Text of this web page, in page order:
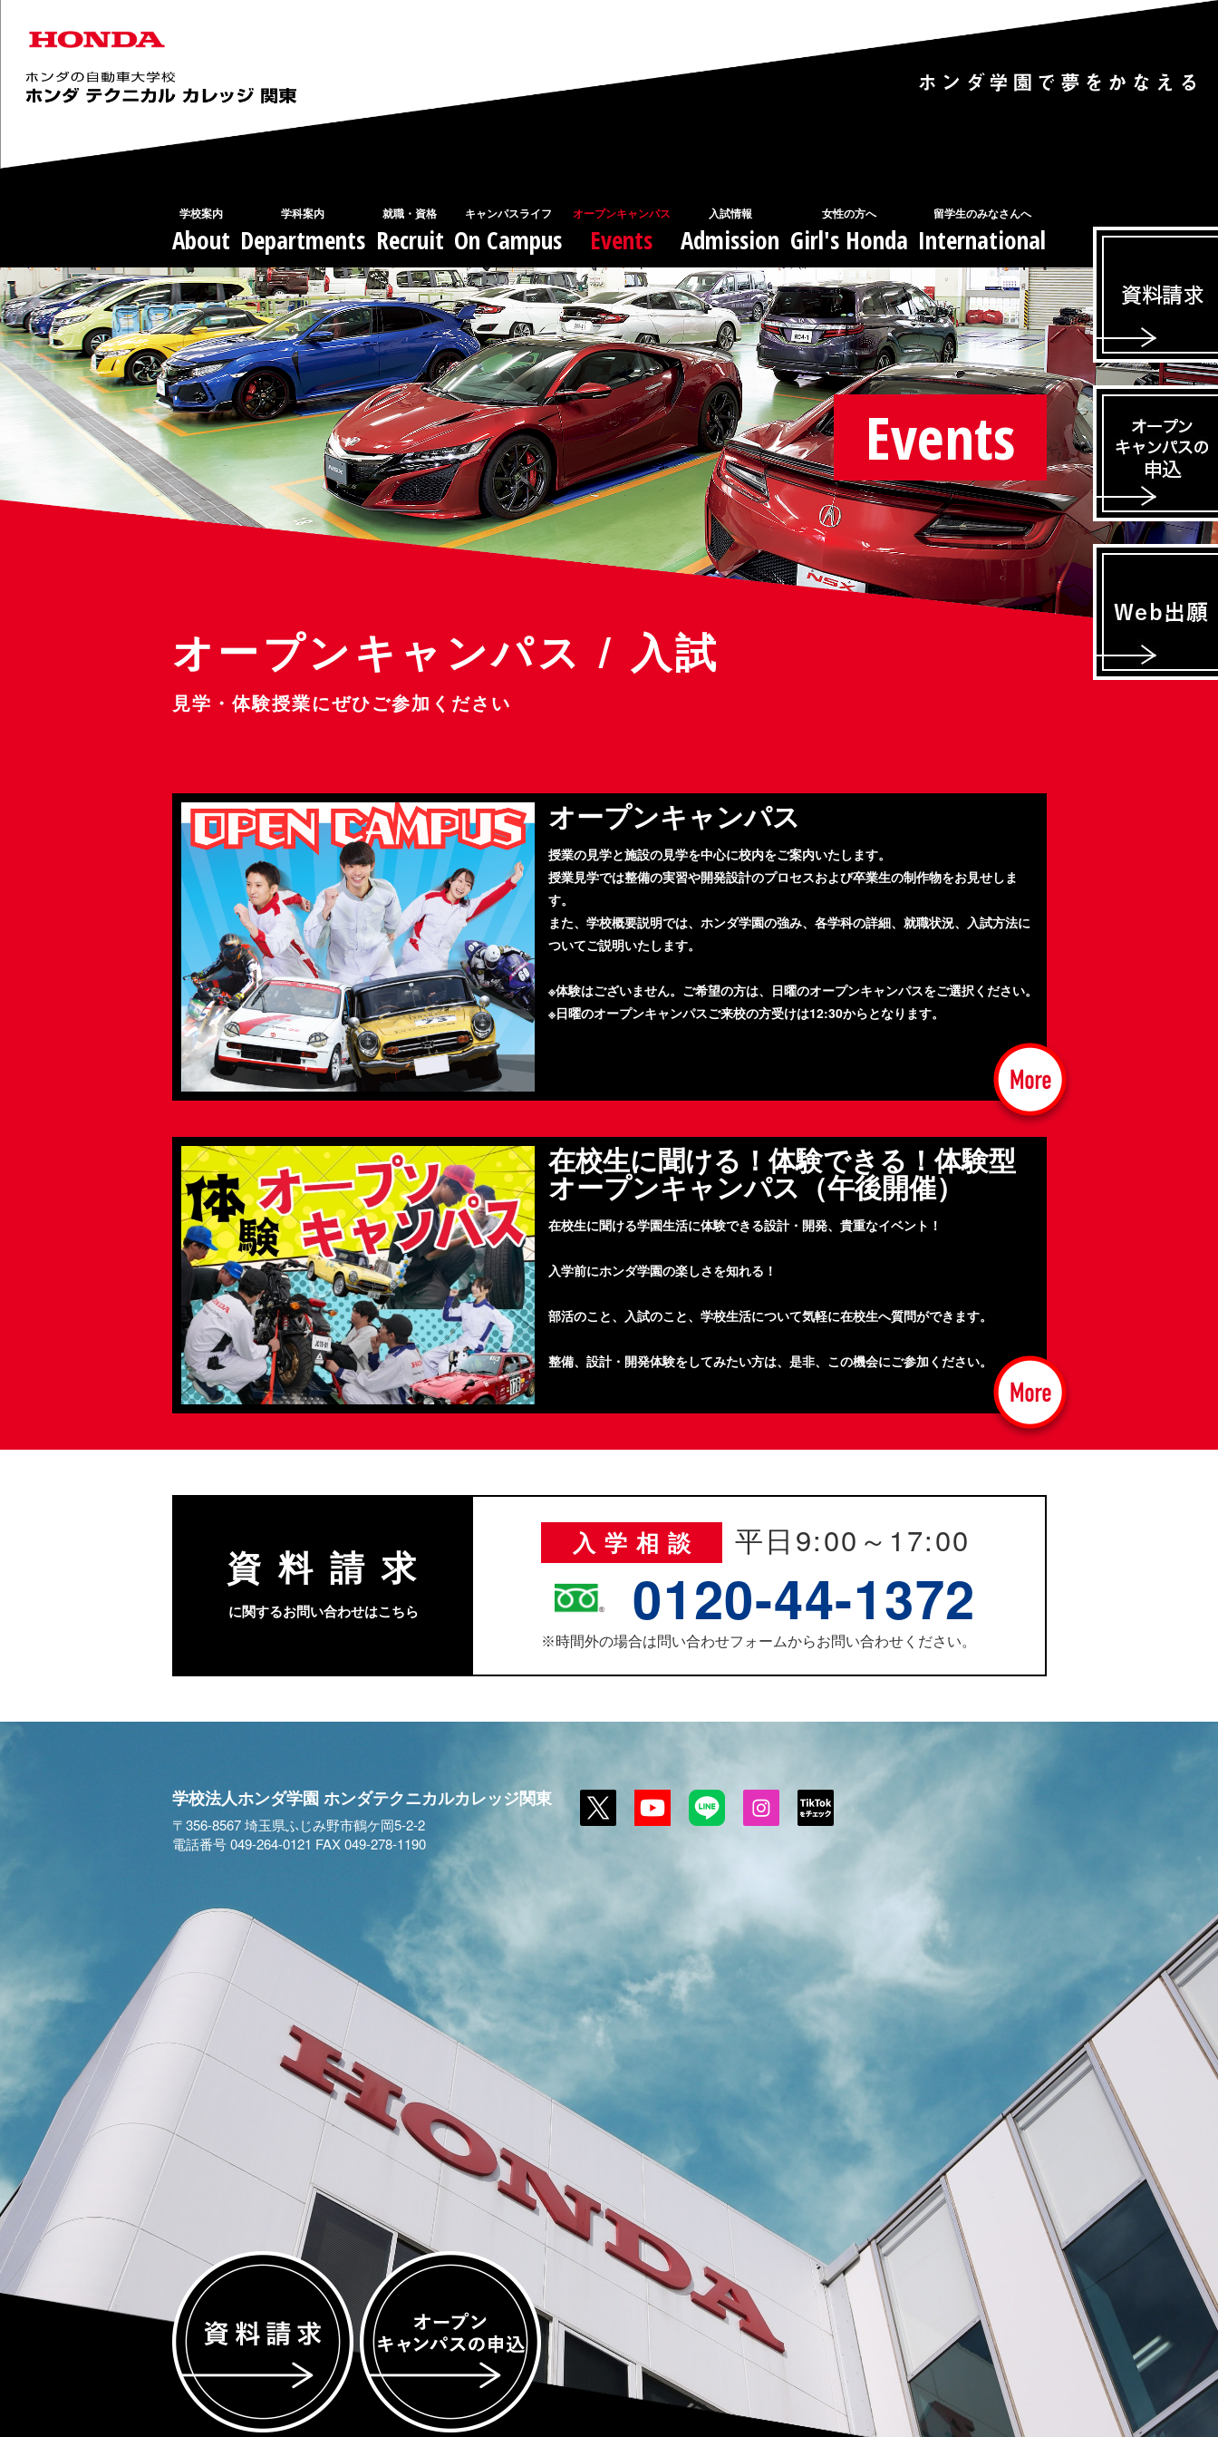
学校案内
About
学科案内
Departments
就職・資格
Recruit
キャンパスライフ
On Campus
オープンキャンパス
Events
入試情報
Admission
女性の方へ
Girl's Honda
留学生のみなさんへ
International
Events
オープンキャンパス / 入試
見学・体験授業にぜひご参加ください
オープンキャンパス
授業の見学と施設の見学を中心に校内をご案内いたします。
授業見学では整備の実習や開発設計のプロセスおよび卒業生の制作物をお見せしま
す。
また、学校概要説明では、ホンダ学園の強み、各学科の詳細、就職状況、入試方法に
ついてご説明いたします。
※体験はございません。ご希望の方は、日曜のオープンキャンパスをご選択ください。
※日曜のオープンキャンパスご来校の方受けは12:30からとなります。
在校生に聞ける！体験できる！体験型
オープンキャンパス（午後開催）
在校生に聞ける学園生活に体験できる設計・開発、貴重なイベント！
入学前にホンダ学園の楽しさを知れる！
部活のこと、入試のこと、学校生活について気軽に在校生へ質問ができます。
整備、設計・開発体験をしてみたい方は、是非、この機会にご参加ください。
資料請求
に関するお問い合わせはこちら
入学相談 平日9:00～17:00
0120-44-1372
※時間外の場合は問い合わせフォームからお問い合わせください。
学校法人ホンダ学園ホンダテクニカルカレッジ関東
〒356-8567 埼玉県ふじみ野市鶴ケ岡5-2-2
電話番号 049-264-0121 FAX 049-278-1190